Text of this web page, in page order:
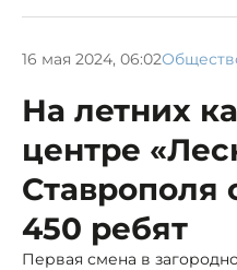
16 мая 2024, 06:02
На летних
центре
Ставрополя
450 ребят
Первая смена в